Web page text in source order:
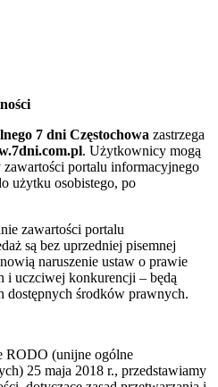
7 dni Częstochowa zastrzega
. Użytkownicy mogą
portalu informacyjnego
użytku osobistego, po
zawartości portalu
są bez uprzedniej pisemnej
naruszenie ustaw o prawie
i uczciwej konkurencji – będą
dostępnych środków prawnych.
RODO (unijne ogólne
25 maja 2018 r., przedstawiamy